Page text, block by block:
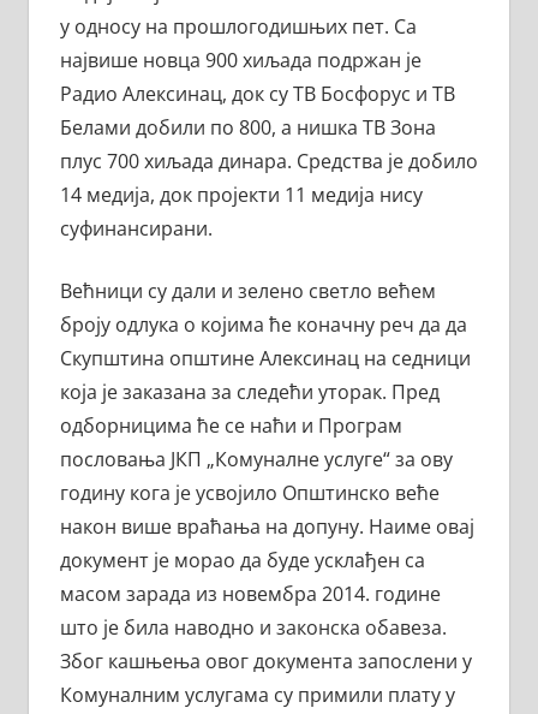
у односу на прошлогодишњих пет. Са
највише новца 900 хиљада подржан је
Радио Алексинац, док су ТВ Босфорус и ТВ
Белами добили по 800, а нишка ТВ Зона
плус 700 хиљада динара. Средства је добило
14 медија, док пројекти 11 медија нису
суфинансирани.
Већници су дали и зелено светло већем
броју одлука о којима ће коначну реч да да
Скупштина општине Алексинац на седници
која је заказана за следећи уторак. Пред
одборницима ће се наћи и Програм
пословања ЈКП „Комуналне услуге“ за ову
годину кога је усвојило Општинско веће
након више враћања на допуну. Наиме овај
документ је морао да буде усклађен са
масом зарада из новембра 2014. године
што је била наводно и законска обавеза.
Због кашњења овог документа запослени у
Комуналним услугама су примили плату у